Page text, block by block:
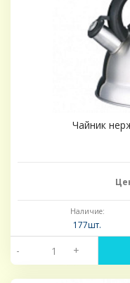
Чайник
Наличие:
177шт.
- +